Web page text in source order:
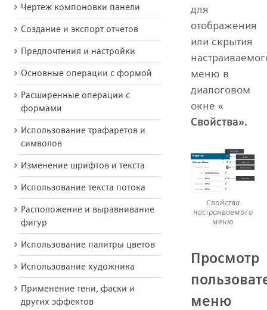
Чертеж компоновки панели
Создание и экспорт отчетов
Предпочтения и настройки
Основные операции с формой
Расширенные операции с
формами
Использование трафаретов и
символов
Изменение шрифтов и текста
Использование текста потока
Расположение и выравнивание
фигур
Использование палитры цветов
Использование художника
Применение тени, фаски и
других эффектов
для
отображения
или скрытия
меню в
диалоговом
окне «
Свойства».
Свойства
настраиваемого
меню
Просмотр
меню